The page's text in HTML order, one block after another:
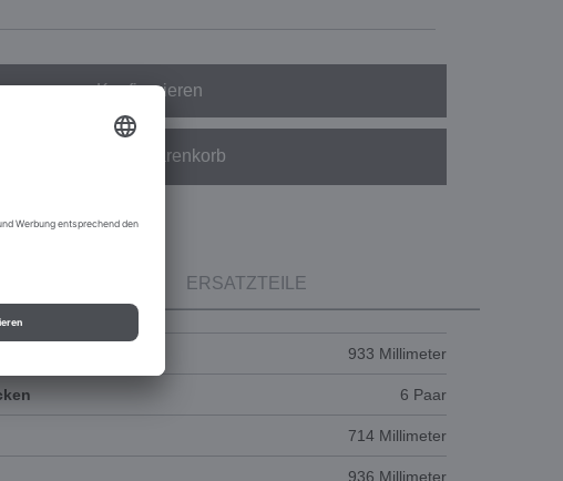
Konfigurieren
In den Warenkorb
ERSATZTEILE
933 Millimeter
6 Paar
714 Millimeter
936 Millimeter